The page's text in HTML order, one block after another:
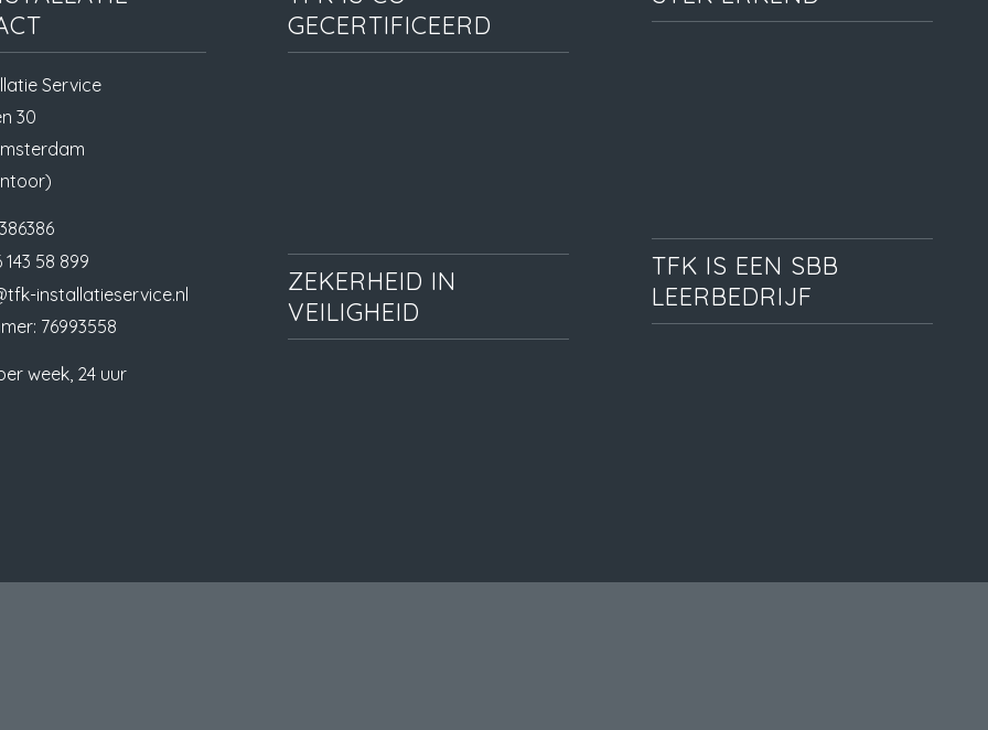
Service
30
143 58 899
installatieservice.nl
76993558
week, 24 uur
GECERTIFICEERD
ZEKERHEID IN
VEILIGHEID
TFK IS EEN SBB
LEERBEDRIJF